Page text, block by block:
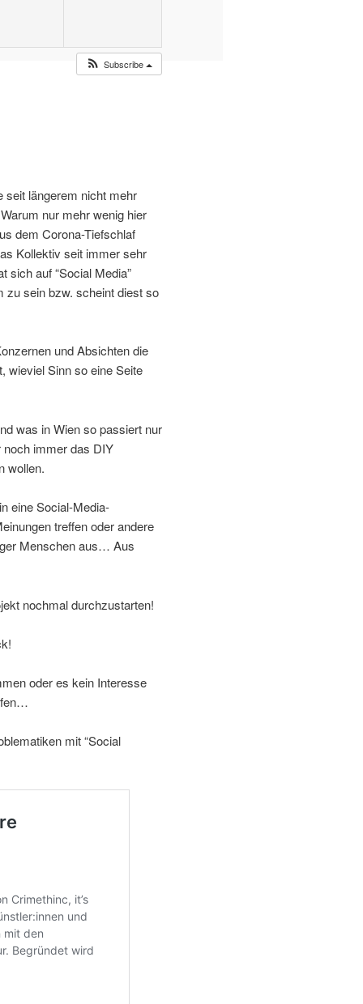
Subscribe
seit längerem nicht mehr
nur mehr wenig hier
dem Corona-Tiefschlaf
Kollektiv seit immer sehr
sich auf “Social Media”
zu sein bzw. scheint diest so
und Absichten die
wieviel Sinn so eine Seite
was in Wien so passiert nur
noch immer das DIY
wollen.
eine Social-Media-
treffen oder andere
Menschen aus… Aus
nochmal durchzustarten!
oder es kein Interesse
mit “Social